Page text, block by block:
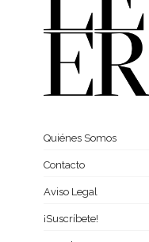
Quiénes Somos
Contacto
Aviso Legal
¡Suscríbete!